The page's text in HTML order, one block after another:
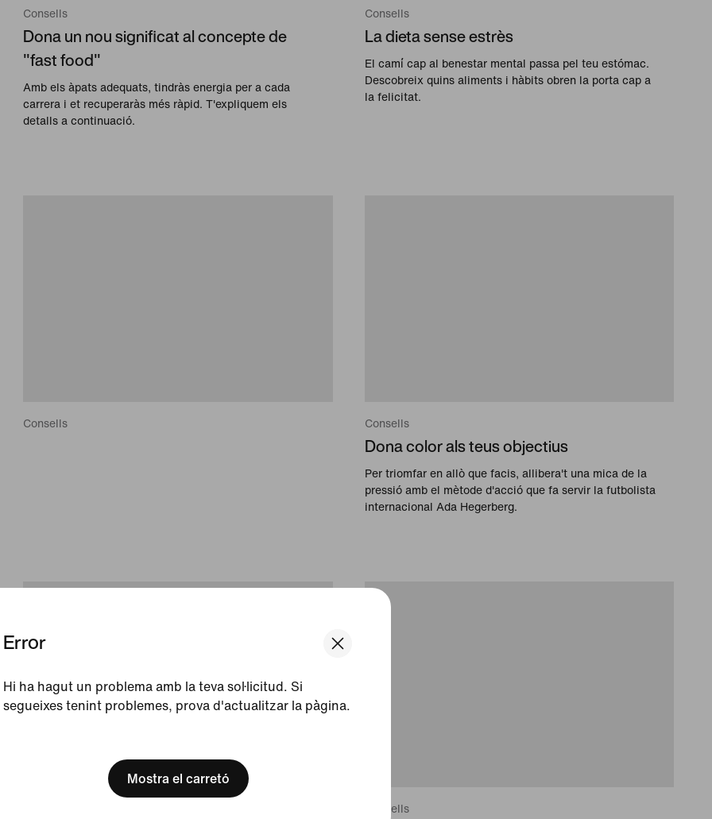
Error
Hi ha hagut un problema amb la teva sol·licitud. Si
segueixes tenint problemes, prova d'actualitzar la pàgina.
Mostra el carretó
Consells
Dona un nou significat al concepte de
"fast food"
Amb els àpats adequats, tindràs energia per a cada
carrera i et recuperaràs més ràpid. T'expliquem els
detalls a continuació.
Consells
La dieta sense estrès
El camí cap al benestar mental passa pel teu estómac.
Descobreix quins aliments i hàbits obren la porta cap a
la felicitat.
Consells Consells
Dona color als teus objectius
Per triomfar en allò que facis, allibera't una mica de la
pressió amb el mètode d'acció que fa servir la futbolista
internacional Ada Hegerberg.
Consells